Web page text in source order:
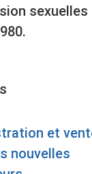
et
nouvelles